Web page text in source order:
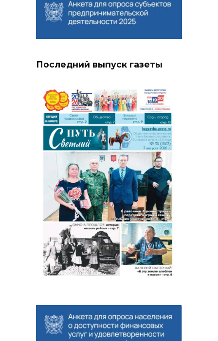
Последний выпуск газеты